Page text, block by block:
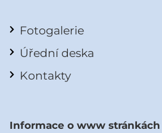
Fotogalerie
Úřední deska
Kontakty
Informace o www stránkách